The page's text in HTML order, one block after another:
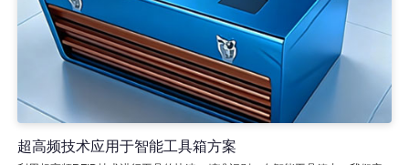
超高频技术应用于智能工具箱方案